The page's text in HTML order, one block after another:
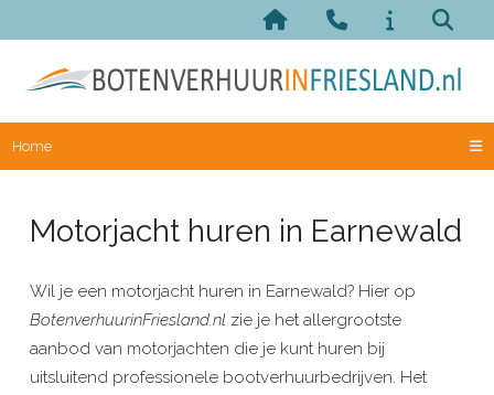
Home
Motorjacht huren in Earnewald
Wil je een motorjacht huren in Earnewald? Hier op
BotenverhuurinFriesland.nlzie je het allergrootste
aanbod van motorjachten die je kunt huren bij
uitsluitend professionele bootverhuurbedrijven. Het